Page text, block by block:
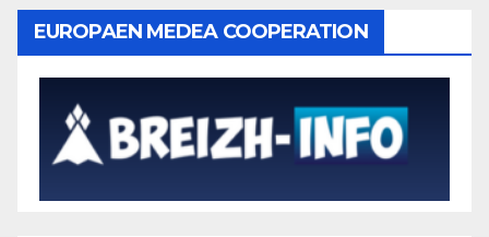
EUROPAEN MEDEA COOPERATION